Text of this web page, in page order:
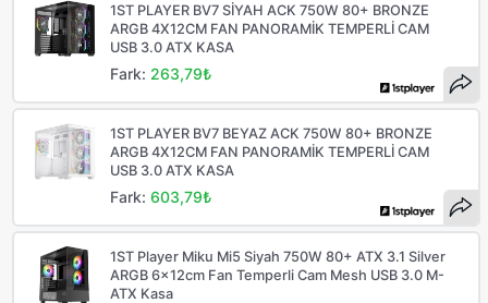
1ST PLAYER BV7 SİYAH ACK 750W 80+ BRONZE
ARGB 4X12CM FAN PANORAMİK TEMPERLİ CAM
USB 3.0 ATX KASA
Fark: 263,79₺
1ST PLAYER BV7 BEYAZ ACK 750W 80+ BRONZE
ARGB 4X12CM FAN PANORAMİK TEMPERLİ CAM
USB 3.0 ATX KASA
Fark:603,79₺
1ST Player Miku Mi5 Siyah 750W 80+ ATX 3.1 Silver
ARGB 6x12cm Fan Temperli Cam Mesh USB 3.0 M-
ATX Kasa